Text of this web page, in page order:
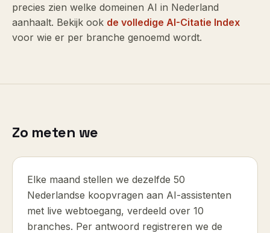
precies zien welke domeinen AI in Nederland
aanhaalt. Bekijk ook de volledige AI-Citatie Index
voor wie er per branche genoemd wordt.
Zo meten we
Elke maand stellen we dezelfde 50
Nederlandse koopvragen aan AI-assistenten
met live webtoegang, verdeeld over 10
branches. Per antwoord registreren we de